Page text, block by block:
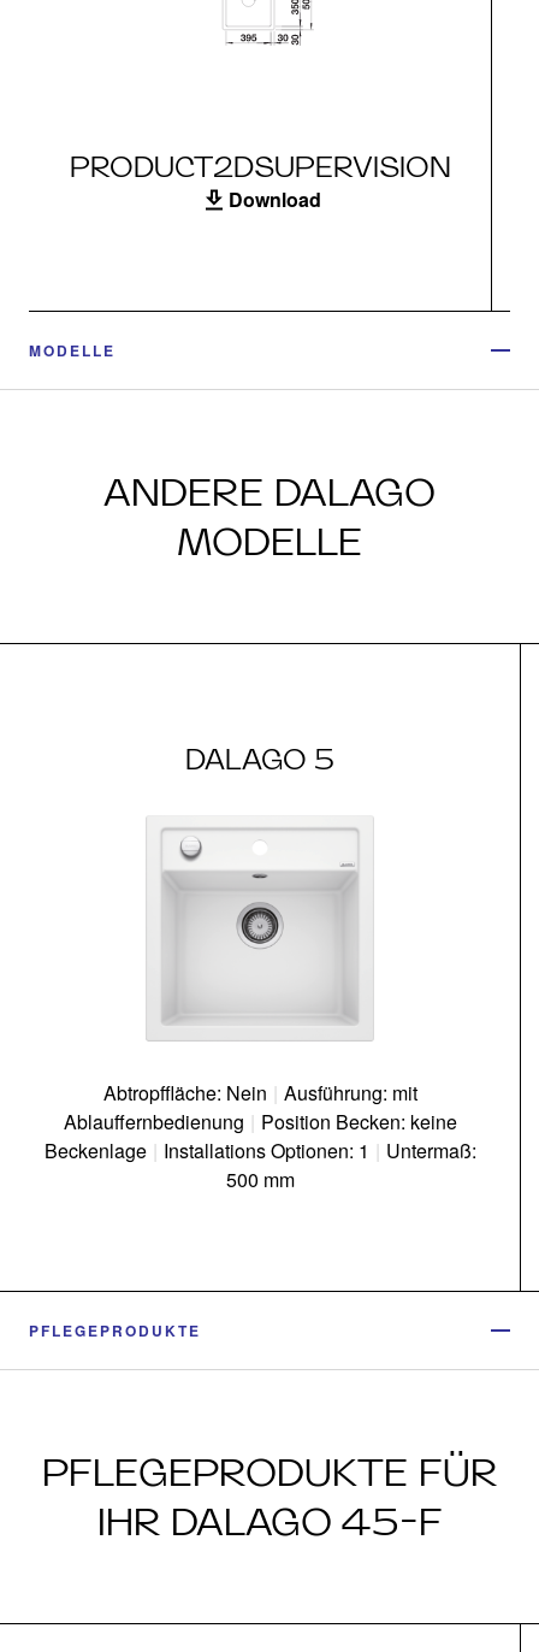
PRODUCT2DSUPERVISION
Download
MODELLE
ANDERE DALAGO
MODELLE
DALAGO 5
Abtropffläche: Nein | Ausführung: mit
Ablauffernbedienung | Position Becken: keine
Beckenlage | Installations Optionen: 1 | Untermaß:
500 mm
PFLEGEPRODUKTE
PFLEGEPRODUKTE FÜR
IHR DALAGO 45-F